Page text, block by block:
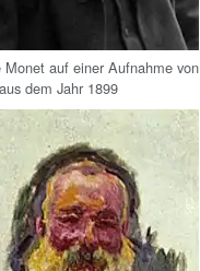
Monet auf einer Aufnahme von
dem Jahr 1899